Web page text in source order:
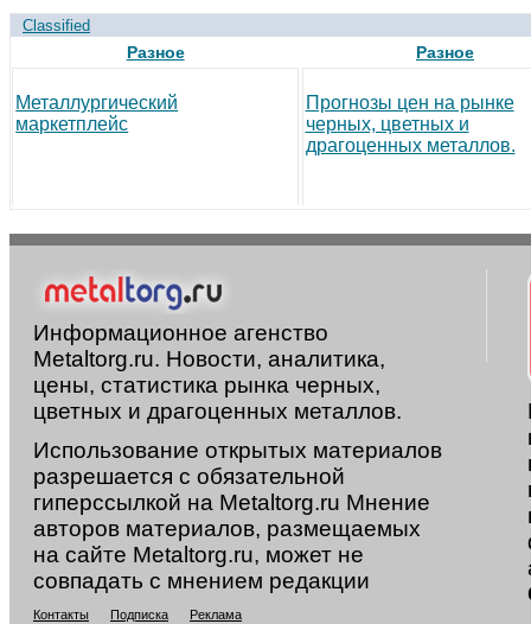
Classified
Разное
Металлургический
маркетплейс
Разное
Прогнозы цен на рынке
черных, цветных и
драгоценных металлов.
Информационное агенство
Metaltorg.ru. Новости, аналитика,
цены, статистика рынка черных,
цветных и драгоценных металлов.
Использование открытых материалов
разрешается с обязательной
гиперссылкой на Metaltorg.ru Мнение
авторов материалов, размещаемых
на сайте Metaltorg.ru, может не
совпадать с мнением редакции
Контакты Подписка Реклама